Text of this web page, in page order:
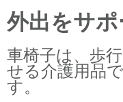
外出をサ
車椅子は、歩
せる介護用品
す。